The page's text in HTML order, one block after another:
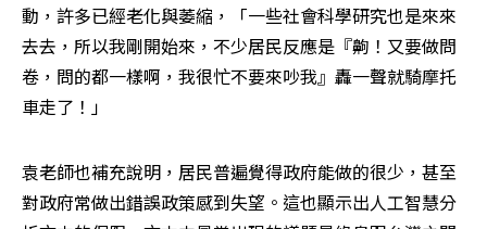
動，許多已經老化與萎縮，「一些社會科學研究也是來來
去去，所以我剛開始來，不少居民反應是『齁！又要做問
卷，問的都一樣啊，我很忙不要來吵我』轟一聲就騎摩托
車走了！」
袁老師也補充說明，居民普遍覺得政府能做的很少，甚至
對政府常做出錯誤政策感到失望。這也顯示出人工智慧分